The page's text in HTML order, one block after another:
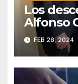
Los
Alfonso
Olmo
FEB 28, 2024